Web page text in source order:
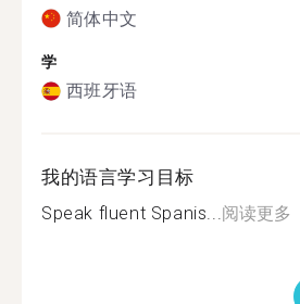
简体中文
学
西班牙语
我的语言学习目标
Speak fluent Spanis...阅读更多